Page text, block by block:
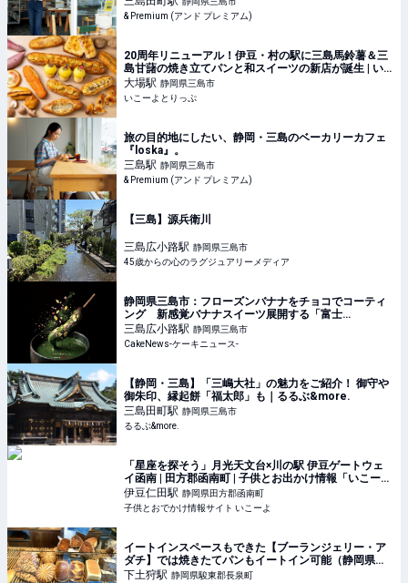
& Premium (アンド プレミアム)
20周年リニューアル！伊豆・村の駅に三島馬鈴薯＆三
島甘藷の焼き立てパンと和スイーツの新店が誕生 | い
こーよとりっぷ
大場駅 静岡県三島市
いこーよとりっぷ
旅の目的地にしたい、静岡・三島のベーカリーカフェ
『loska』。
三島駅 静岡県三島市
& Premium (アンド プレミアム)
【三島】源兵衛川
三島広小路駅 静岡県三島市
45歳からの心のラグジュアリーメディア
静岡県三島市：フローズンバナナをチョコでコーティ
ング 新感覚バナナスイーツ展開する「富士
BANANA-dip-」3月11日オープン
三島広小路駅 静岡県三島市
CakeNews-ケーキニュース-
【静岡・三島】「三嶋大社」の魅力をご紹介！ 御守や
御朱印、縁起餅「福太郎」も｜るるぶ&more.
三島田町駅 静岡県三島市
るるぶ&more.
「星座を探そう」月光天文台×川の駅 伊豆ゲートウェ
イ函南 | 田方郡函南町 | 子供とお出かけ情報「いこー
よ」
伊豆仁田駅 静岡県田方郡函南町
子供とおでかけ情報サイト いこーよ
イートインスペースもできた【ブーランジェリー・ア
ダチ】では焼きたてパンもイートイン可能（静岡県・
駿東郡）
下土狩駅 静岡県駿東郡長泉町